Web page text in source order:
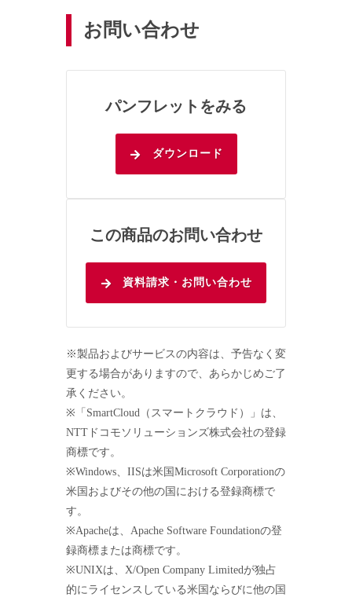
お問い合わせ
パンフレットをみる
ダウンロード
この商品のお問い合わせ
資料請求・お問い合わせ
※製品およびサービスの内容は、予告なく変
更する場合がありますので、あらかじめご了
承ください。
※「SmartCloud（スマートクラウド）」は、
NTTドコモソリューションズ株式会社の登録
商標です。
※Windows、IISは米国Microsoft Corporationの
米国およびその他の国における登録商標で
す。
※Apacheは、Apache Software Foundationの登
録商標または商標です。
※UNIXは、X/Open Company Limitedが独占
的にライセンスしている米国ならびに他の国